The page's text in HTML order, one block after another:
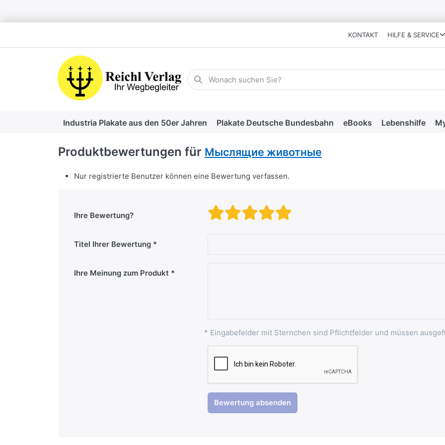
KONTAKT HILFE & SERVICE
Geben Sie einen Suchbegriff ein. Während Sie tippen, erscheinen
Industria Plakate aus den 50er Jahren Plakate Deutsche Bundesbahn eBooks Lebenshilfe
Produktbewertungen für Мыслящие животные
Nur registrierte Benutzer können eine Bewertung verfassen.
Ihre Bewertung? Bewertung: 4 von 5
Bewertung: 3 von 5
Bewertung: 2 von 5 Sternen.
Bewertung: 1 von 5 Sternen.
Titel Ihrer Bewertung
Ihre Meinung zum Produkt
* Eingabefelder mit Sternchen sind Pflichtfelder und müssen
Bewertung absenden